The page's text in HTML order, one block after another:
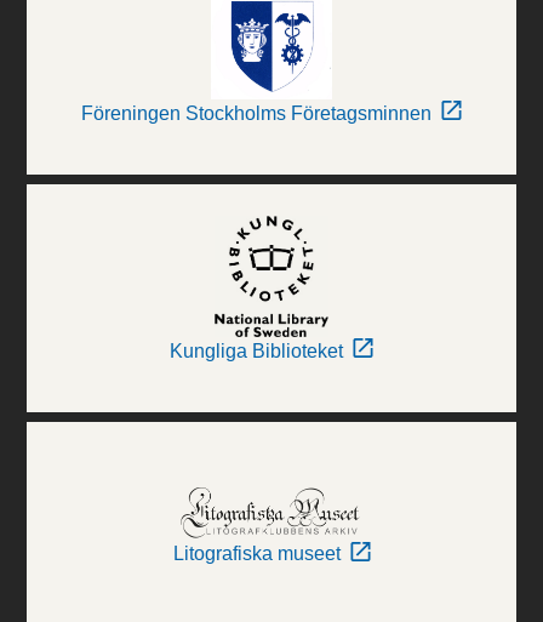
Föreningen Stockholms Företagsminnen
Kungliga Biblioteket
Litografiska museet